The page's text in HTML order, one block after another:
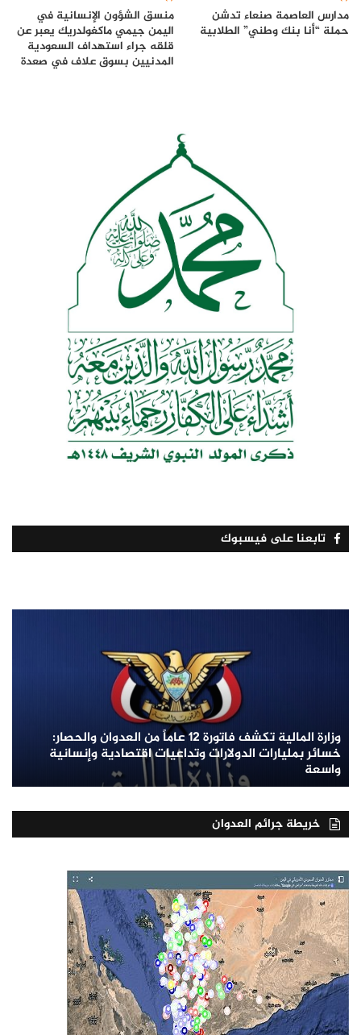
مدارس العاصمة صنعاء تدشن
حملة “أنا بنك وطني” الطلابية
منسق الشؤون الإنسانية في
اليمن جيمي ماكغولدريك يعبر عن
قلقه جراء استهداف السعودية
المدنيين بسوق علاف في صعدة
تابعنا على فيسبوك
وزارة المالية تكشف فاتورة 12 عاماً من العدوان والحصار:
خسائر بمليارات الدولارات وتداعيات اقتصادية وإنسانية
واسعة
خريطة جرائم العدوان